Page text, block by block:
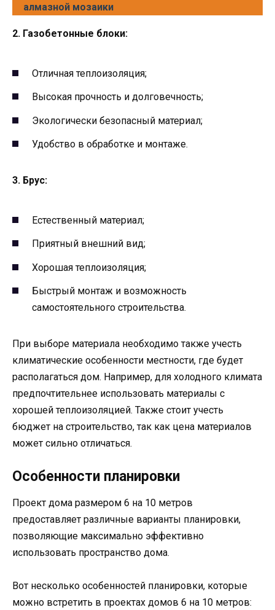
алмазной мозаики
2. Газобетонные блоки:
Отличная теплоизоляция;
Высокая прочность и долговечность;
Экологически безопасный материал;
Удобство в обработке и монтаже.
3. Брус:
Естественный материал;
Приятный внешний вид;
Хорошая теплоизоляция;
Быстрый монтаж и возможность
самостоятельного строительства.
При выборе материала необходимо также учесть
климатические особенности местности, где будет
располагаться дом. Например, для холодного климата
предпочтительнее использовать материалы с
хорошей теплоизоляцией. Также стоит учесть
бюджет на строительство, так как цена материалов
может сильно отличаться.
Особенности планировки
Проект дома размером 6 на 10 метров
предоставляет различные варианты планировки,
позволяющие максимально эффективно
использовать пространство дома.
Вот несколько особенностей планировки, которые
можно встретить в проектах домов 6 на 10 метров: